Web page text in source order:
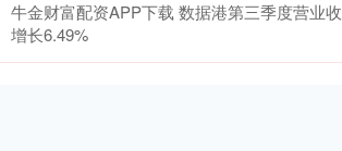
牛金财富配资APP下载 数据港第三季度营业
增长6.49%